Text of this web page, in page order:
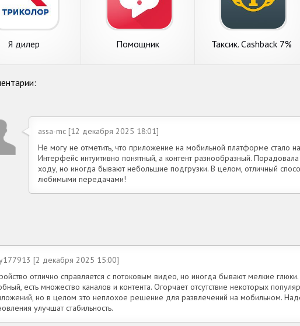
Я дилер Помощник Таксик. Cashback 7%
assa-mc [12 декабря 2025 18:01]
Не могу не отметить, что приложение на мобильной платформе стало
Интерфейс интуитивно понятный, а контент разнообразный.
ходу, но иногда бывают небольшие подгрузки. В целом, отличный
любимыми передачами!
[2 декабря 2025 15:00]
отлично справляется с потоковым видео, но иногда бывают мелкие
есть множество каналов и контента. Огорчает отсутствие некоторых
но в целом это неплохое решение для развлечений на мобильном.
улучшат стабильность.